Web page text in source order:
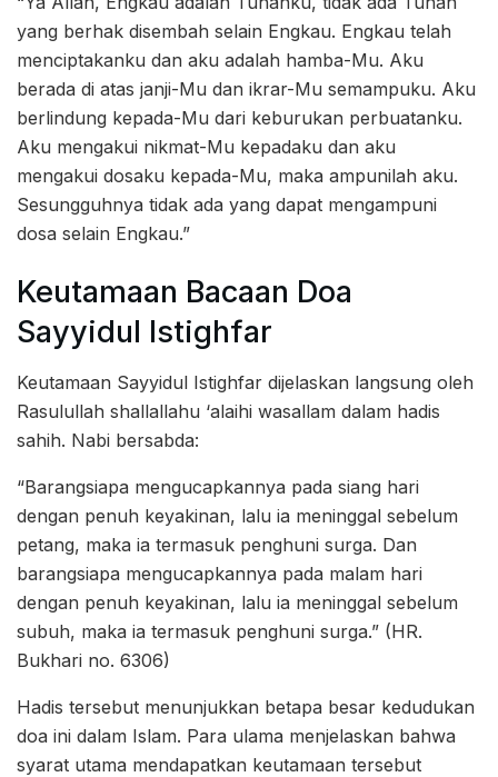
yang berhak disembah selain Engkau. Engkau telah
menciptakanku dan aku adalah hamba-Mu. Aku
berada di atas janji-Mu dan ikrar-Mu semampuku. Aku
berlindung kepada-Mu dari keburukan perbuatanku.
Aku mengakui nikmat-Mu kepadaku dan aku
mengakui dosaku kepada-Mu, maka ampunilah aku.
Sesungguhnya tidak ada yang dapat mengampuni
dosa selain Engkau.”
Keutamaan Bacaan Doa
Sayyidul Istighfar
Keutamaan Sayyidul Istighfar dijelaskan langsung oleh
Rasulullah shallallahu ‘alaihi wasallam dalam hadis
sahih. Nabi bersabda:
“Barangsiapa mengucapkannya pada siang hari
dengan penuh keyakinan, lalu ia meninggal sebelum
petang, maka ia termasuk penghuni surga. Dan
barangsiapa mengucapkannya pada malam hari
dengan penuh keyakinan, lalu ia meninggal sebelum
subuh, maka ia termasuk penghuni surga.” (HR.
Bukhari no. 6306)
Hadis tersebut menunjukkan betapa besar kedudukan
doa ini dalam Islam. Para ulama menjelaskan bahwa
syarat utama mendapatkan keutamaan tersebut